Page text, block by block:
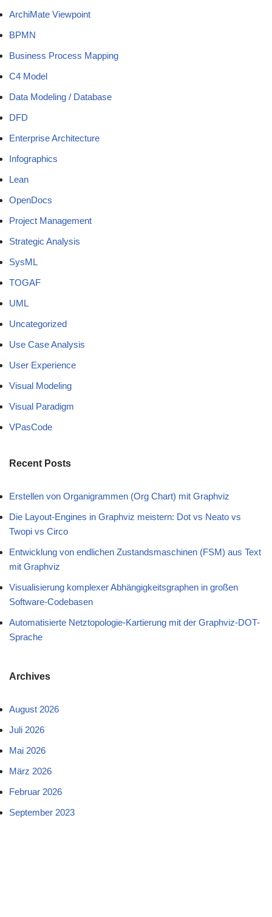
ArchiMate Viewpoint
BPMN
Business Process Mapping
C4 Model
Data Modeling / Database
DFD
Enterprise Architecture
Infographics
Lean
OpenDocs
Project Management
Strategic Analysis
SysML
TOGAF
UML
Uncategorized
Use Case Analysis
User Experience
Visual Modeling
Visual Paradigm
VPasCode
Recent Posts
Erstellen von Organigrammen (Org Chart) mit Graphviz
Die Layout-Engines in Graphviz meistern: Dot vs Neato vs
Twopi vs Circo
Entwicklung von endlichen Zustandsmaschinen (FSM) aus Text
mit Graphviz
Visualisierung komplexer Abhängigkeitsgraphen in großen
Software-Codebasen
Automatisierte Netztopologie-Kartierung mit der Graphviz-DOT-
Sprache
Archives
August 2026
Juli 2026
Mai 2026
März 2026
Februar 2026
September 2023